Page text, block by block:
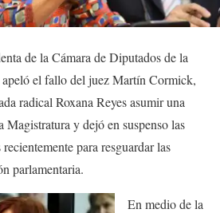
de la Cámara de Diputados de la
el fallo del juez Martín Cormick,
radical Roxana Reyes asumir una
Magistratura y dejó en suspenso las
para resguardar las
parlamentaria.
En medio de la